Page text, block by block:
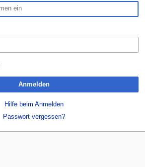
Anmelden
Hilfe beim Anmelden
Passwort vergessen?